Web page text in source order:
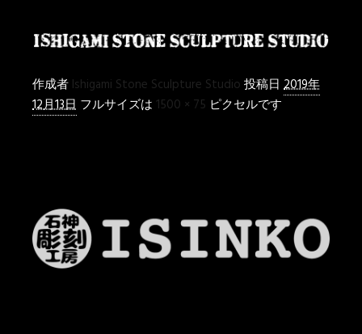
作成者 Ishigami Stone Sculpture Studio 投稿日 2019年
12月13日 フルサイズは 1500 × 75 ピクセルです